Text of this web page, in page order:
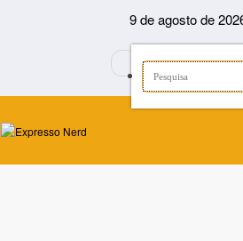
9 de agosto de